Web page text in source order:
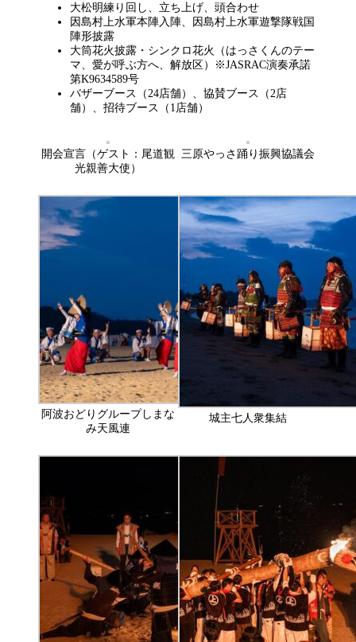
大松明練り回し、立ち上げ、頭合わせ
因島村上水軍本陣入陣、因島村上水軍遊撃隊戦国
陣形披露
大筒花火披露・シンクロ花火（はっさくんのテー
マ、愛が呼ぶ方へ、解放区）※JASRAC演奏承諾
第K9634589号
バザーブース（24店舗）、協賛ブース（2店
舗）、招待ブース（1店舗）
開会宣言（ゲスト：尾道観
光親善大使）
三原やっさ踊り振興協議会
阿波おどりグループしまな
み天風連
城主七人衆集結